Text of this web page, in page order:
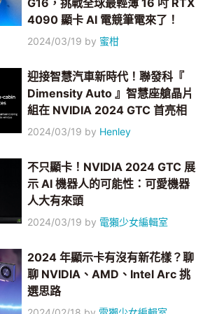
G16，挑戰全球最輕薄 16 吋 RTX
4090 顯卡 AI 電競筆電來了！
2024/03/19 by 蜜柑
迎接智慧汽車新時代！聯發科『
Dimensity Auto 』智慧座艙晶片
組在 NVIDIA 2024 GTC 首亮相
2024/03/19 by Henley
不只顯卡！NVIDIA 2024 GTC 展
示 AI 機器人的可能性：可愛機器
人大有來頭
2024/03/19 by 電獺少女編輯室
2024 年顯示卡有沒有新花樣？聊
聊 NVIDIA、AMD、Intel Arc 挑
選思路